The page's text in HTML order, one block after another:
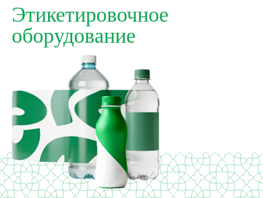
Этикетировочное
оборудование